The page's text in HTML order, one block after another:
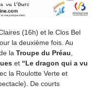
(16h) et le Clos Bel
la deuxième fois. Au
la Troupe du Préau
et “Le dragon qui a vu
la Roulotte Verte et
De courts